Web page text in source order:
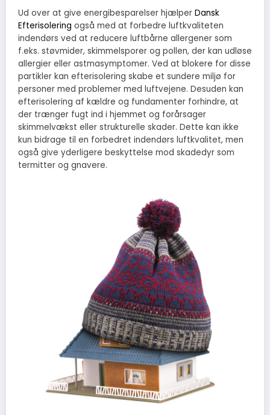
Ud over at give energibesparelser hjælper Dansk
Efterisolering også med at forbedre luftkvaliteten
indendørs ved at reducere luftbårne allergener som
f.eks. støvmider, skimmelsporer og pollen, der kan udløse
allergier eller astmasymptomer. Ved at blokere for disse
partikler kan efterisolering skabe et sundere miljø for
personer med problemer med luftvejene. Desuden kan
efterisolering af kældre og fundamenter forhindre, at
der trænger fugt ind i hjemmet og forårsager
skimmelvækst eller strukturelle skader. Dette kan ikke
kun bidrage til en forbedret indendørs luftkvalitet, men
også give yderligere beskyttelse mod skadedyr som
termitter og gnavere.